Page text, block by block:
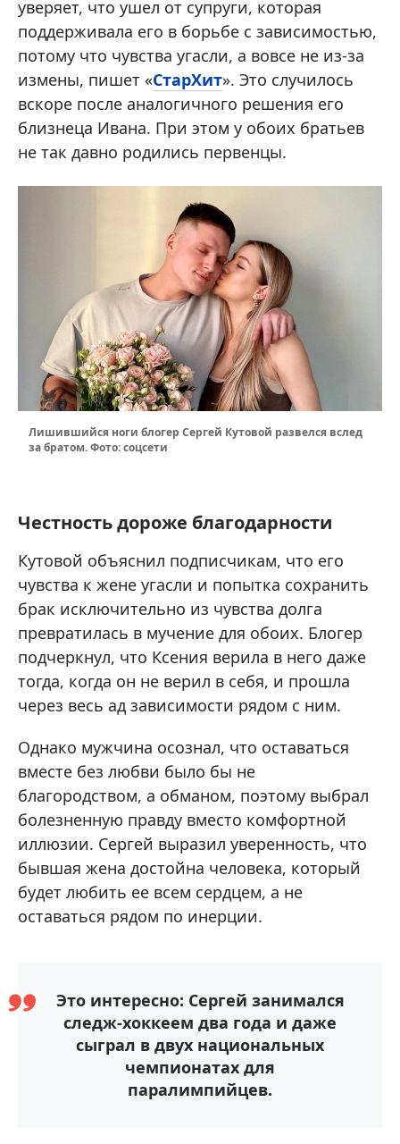
уверяет, что ушел от супруги, которая
поддерживала его в борьбе с зависимостью,
потому что чувства угасли, а вовсе не из-за
измены, пишет «СтарХит». Это случилось
вскоре после аналогичного решения его
близнеца Ивана. При этом у обоих братьев
не так давно родились первенцы.
Лишившийся ноги блогер Сергей Кутовой развелся вслед
за братом. Фото: соцсети
Честность дороже благодарности
Кутовой объяснил подписчикам, что его
чувства к жене угасли и попытка сохранить
брак исключительно из чувства долга
превратилась в мучение для обоих. Блогер
подчеркнул, что Ксения верила в него даже
тогда, когда он не верил в себя, и прошла
через весь ад зависимости рядом с ним.
Однако мужчина осознал, что оставаться
вместе без любви было бы не
благородством, а обманом, поэтому выбрал
болезненную правду вместо комфортной
иллюзии. Сергей выразил уверенность, что
бывшая жена достойна человека, который
будет любить ее всем сердцем, а не
оставаться рядом по инерции.
Это интересно: Сергей занимался
следж-хоккеем два года и даже
сыграл в двух национальных
чемпионатах для
паралимпийцев.